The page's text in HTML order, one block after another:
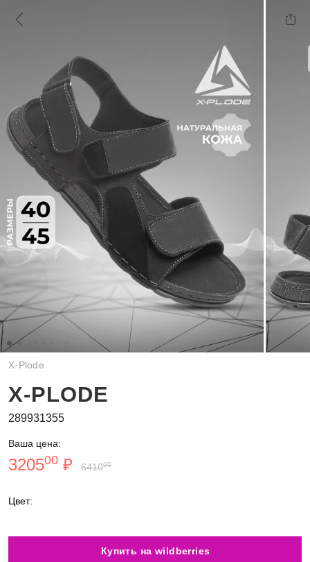
X-Plode
X-PLODE
289931355
Ваша цена:
320500 ₽ 641000
Цвет:
Купить на wildberries